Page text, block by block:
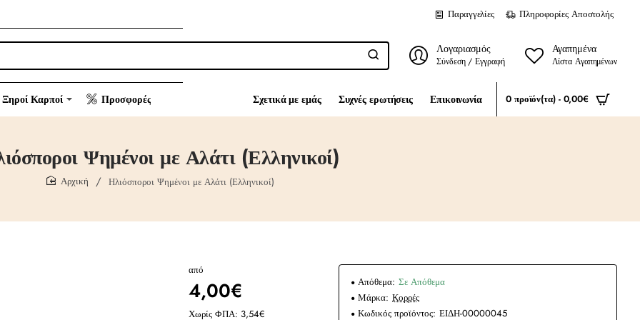
Παραγγελίες Πληροφορίες Αποστολής
Λογαριασμός
Σύνδεση / Εγγραφή
Αγαπημένα
Λίστα Αγαπημένων
Ξηροί Καρποί Προσφορές Σχετικά με εμάς Συχνές ερωτήσεις Επικοινωνία 0 προϊόν(τα) - 0,00€
Ψημένοι με Αλάτι (Ελληνικοί)
Ηλιόσποροι Ψημένοι με Αλάτι (Ελληνικοί)
από
4,00€
Χωρίς ΦΠΑ: 3,54€
Απόθεμα: Σε Απόθεμα
Μάρκα: Κορρές
Κωδικός προϊόντος: ΕΙΔΗ-00000045